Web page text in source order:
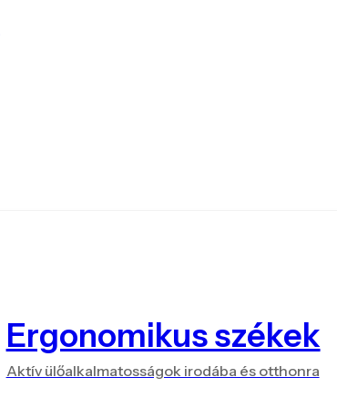
Ergonomikus székek
Aktív ülőalkalmatosságok irodába és otthonra